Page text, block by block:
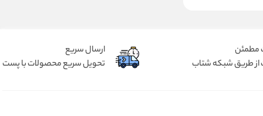
مطمئن
از طریق شبکه شتاب
ارسال سریع
تحویل سریع محصولات با پست